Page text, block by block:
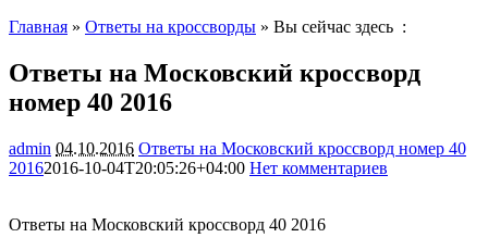
Главная » Ответы на кроссворды » Вы сейчас здесь :
Ответы на Московский кроссворд
номер 40 2016
admin 04.10.2016 Ответы на Московский кроссворд номер 40
20162016-10-04T20:05:26+04:00 Нет комментариев
Ответы на Московский кроссворд 40 2016